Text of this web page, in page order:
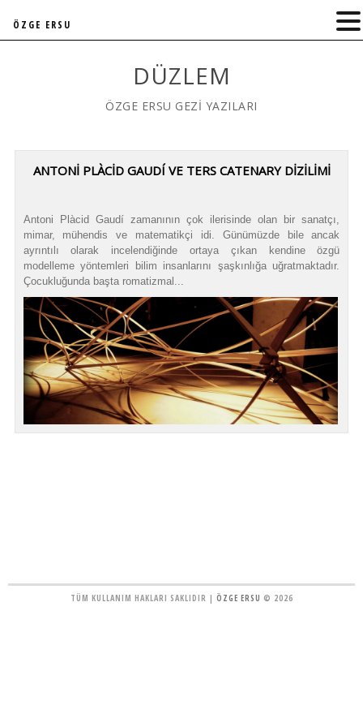
DÜZLEM
ÖZGE ERSU GEZİ YAZILARI
ANTONİ PLÀCİD GAUDÍ VE TERS CATENARY DİZİLİMİ
Antoni Plàcid Gaudí zamanının çok ilerisinde olan bir sanatçı,
mimar, mühendis ve matematikçi idi. Günümüzde bile ancak
ayrıntılı olarak incelendiğinde ortaya çıkan kendine özgü
modelleme yöntemleri bilim insanlarını şaşkınlığa uğratmaktadır.
Çocukluğunda başta romatizmal...
TÜM KULLANIM HAKLARI SAKLIDIR | ÖZGE ERSU © 2026
ÖZGE ERSU